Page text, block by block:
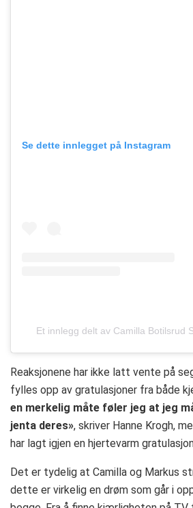
Se dette innlegget på Instagram
Et innlegg delt av Camilla Botilsrud
Reaksjonene har ikke latt vente på
fylles opp av gratulasjoner fra både
en merkelig måte føler jeg at jeg
jenta deres», skriver Hanne Krogh,
har lagt igjen en hjertevarm
Det er tydelig at Camilla og Markus
dette er virkelig en drøm som går i